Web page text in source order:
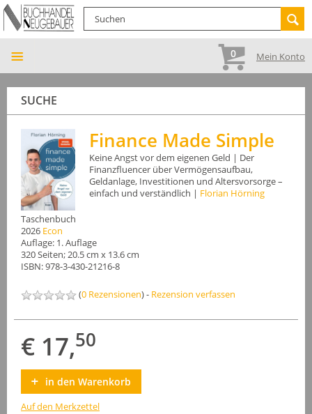
0 Mein Konto
SUCHE
Finance Made Simple
Keine Angst vor dem eigenen Geld | Der
Finanzfluencer über Vermögensaufbau,
Geldanlage, Investitionen und Altersvorsorge –
einfach und verständlich | Florian Hörning
Taschenbuch
2026 Econ
Auflage: 1. Auflage
320 Seiten; 20.5 cm x 13.6 cm
ISBN: 978-3-430-21216-8
(0 Rezensionen) - Rezension verfassen
€ 17,50
in den Warenkorb
Auf den Merkzettel